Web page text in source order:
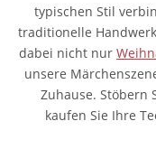
typischen Stil
traditionelle
dabei nicht nur
unsere
Zuhause. Stöbern
kaufen Sie Ihre